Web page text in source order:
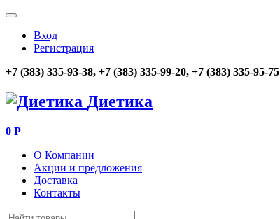
Вход
Регистрация
+7 (383) 335-93-38, +7 (383) 335-99-20, +7 (383) 335-95-75
Диетика
0 Р
О Компании
Акции и предложения
Доставка
Контакты